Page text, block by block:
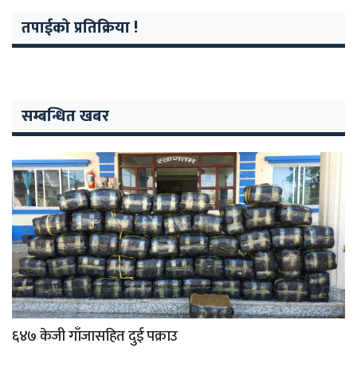
तपाईको प्रतिक्रिया !
सम्बन्धित खबर
६४७ केजी गाँजासहित दुई पक्राउ